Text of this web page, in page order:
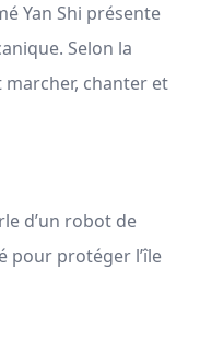
Yan Shi présente
Selon la
marcher, chanter et
d’un robot de
pour protéger l’île